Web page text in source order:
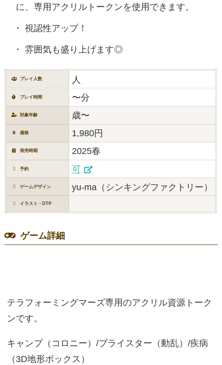
に、専用アクリルトークンを使用できます。
視認性アップ！
雰囲気も盛り上げます◎
プレイ人数 人
プレイ時間 〜分
対象年齢 歳〜
価格 1,980円
発売時期 2025春
予約 可
ゲームデザイン yu-ma（シンキングファクトリー）
イラスト・DTP
ゲーム詳細
テラフォーミングマーズ専用のアクリル資源トーク
ンです。
キャンプ（コロニー）/プライスター（動乱）/疾病
（3D地形ボックス）